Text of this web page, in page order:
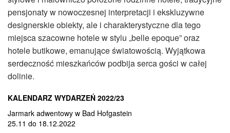
pensjonaty w nowoczesnej interpretacji i ekskluzywne
designerskie obiekty, ale i charakterystyczne dla tego
miejsca szacowne hotele w stylu „belle epoque” oraz
hotele butikowe, emanujące światowością. Wyjątkowa
serdeczność mieszkańców podbija serca gości w całej
dolinie.
KALENDARZ WYDARZEŃ 2022/23
Jarmark adwentowy w Bad Hofgastein
25.11 do 18.12.2022